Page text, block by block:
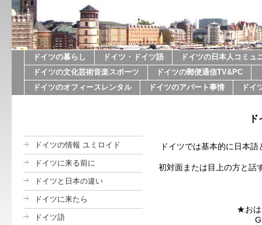
ドイツの暮らし ドイツ・ドイツ語
ドイツの日本人コミュ
ドイツの文化芸術音楽スポーツ
ドイツの郵便通信TV&PC
ドイツのオフィースレンタル
ドイツのアパート事情 ドイ
ドイツの情報 ユミロイド
ドイツに来る前に
ドイツと日本の違い
ドイツに来たら
ドイツ語
ドイツでは基本的に日本
初対面または目上の方と話
★おは